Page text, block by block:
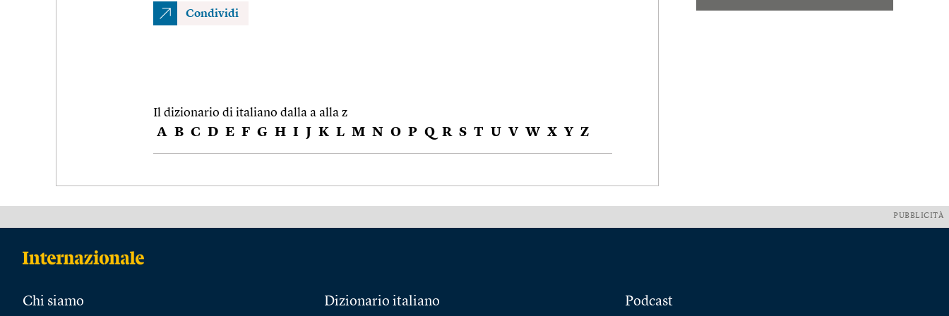
Condividi
Il dizionario di italiano dalla a alla z
A B C D E F G H I J K L M N O P Q R S T U V W X Y Z
PUBBLICITÀ
Chi siamo Dizionario italiano Podcast